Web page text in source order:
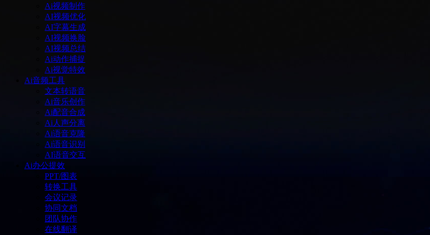
Ai视频制作
AI视频优化
AI字幕生成
AI视频换脸
AI视频总结
Ai动作捕捉
Ai视觉特效
Ai音频工具
文本转语音
Ai音乐创作
Ai配音合成
Ai人声分离
Ai语音克隆
Ai语音识别
AI语音交互
Ai办公提效
PPT/图表
转换工具
会议记录
协同文档
团队协作
在线翻译